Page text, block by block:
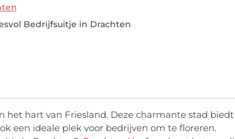
Bedrijfsuitje in Drachten
het hart van Friesland. Deze charmante stad biedt
een ideale plek voor bedrijven om te floreren.